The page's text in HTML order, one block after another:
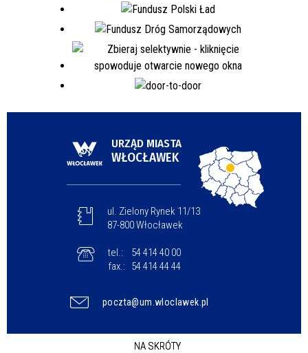
URZĄD MIASTA
WŁOCŁAWEK
ul. Zielony Rynek 11/13
87-800 Włocławek
tel.:
54 414 40 00
fax.:
54 414 44 44
poczta@um.wloclawek.pl
NA SKRÓTY